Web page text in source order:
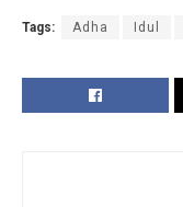
Tags: Adha Idul